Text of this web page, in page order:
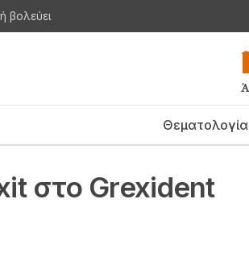
βολεύει
Θεματολογία
στο Grexident